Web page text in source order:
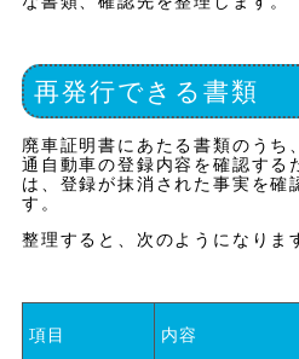
再発行できる書類
廃車証明書にあたる書類のうち
通自動車の登録内容を確認する
は、登録が抹消された事実を確
す。
整理すると、次のようになりま
項目 内容